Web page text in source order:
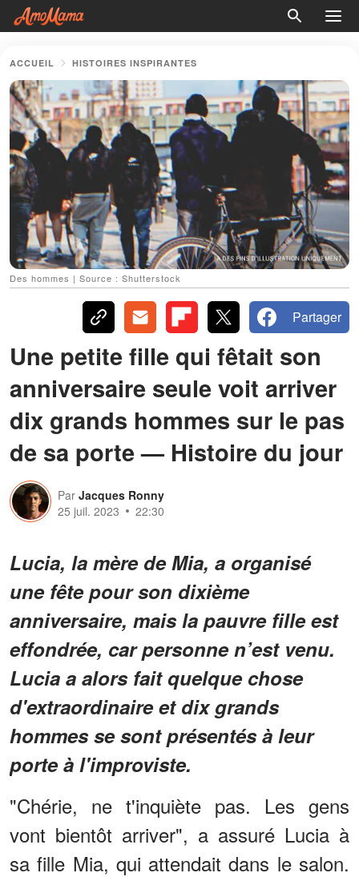
ACCUEIL HISTOIRES INSPIRANTES
Des hommes | Source : Shutterstock
Partager
Une petite fille qui fêtait son
anniversaire seule voit arriver
dix grands hommes sur le pas
de sa porte — Histoire du jour
Par Jacques Ronny
25 juil. 2023
22:30
Lucia, la mère de Mia, a organisé
une fête pour son dixième
anniversaire, mais la pauvre fille est
effondrée, car personne n’est venu.
Lucia a alors fait quelque chose
d'extraordinaire et dix grands
hommes se sont présentés à leur
porte à l'improviste.
"Chérie, ne t'inquiète pas. Les gens
vont bientôt arriver", a assuré Lucia à
sa fille Mia, qui attendait dans le salon.